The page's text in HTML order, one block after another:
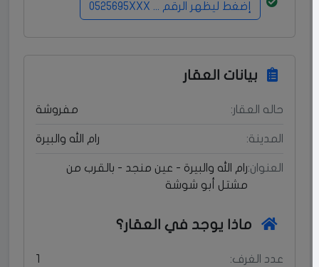
إضغط ليظهر الرقم ... 0525695XXX
بيانات العقار
حاله العقار: مفروشة
المدينة: رام الله والبيرة
العنوان:رام الله والبيرة - عين منجد - بالقرب من
مشتل أبو شوشة
ماذا يوجد في العقار؟
عدد الغرف: